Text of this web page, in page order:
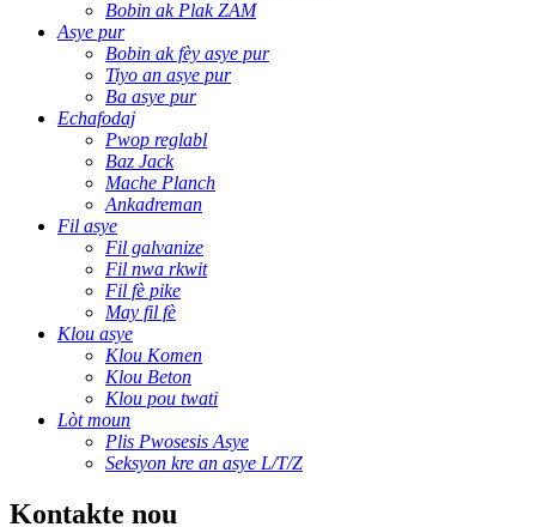
Bobin ak Plak ZAM
Asye pur
Bobin ak fèy asye pur
Tiyo an asye pur
Ba asye pur
Echafodaj
Pwop reglabl
Baz Jack
Mache Planch
Ankadreman
Fil asye
Fil galvanize
Fil nwa rkwit
Fil fè pike
May fil fè
Klou asye
Klou Komen
Klou Beton
Klou pou twati
Lòt moun
Plis Pwosesis Asye
Seksyon kre an asye L/T/Z
Kontakte nou